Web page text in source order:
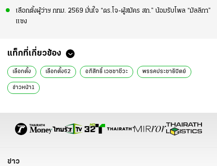
เลือกตั้งผู้ว่าฯ กทม. 2569 มั่นใจ “ดร.โจ-ผู้สมัคร สก.” น้อมรับโพล “มัลลิกา”
แซง
แท็กที่เกี่ยวข้อง
เลือกตั้ง เลือกตั้ง62 อภิสิทธิ์ เวชชาชีวะ พรรคประชาธิปัตย์
ข่าวหน้า1
ข่าว